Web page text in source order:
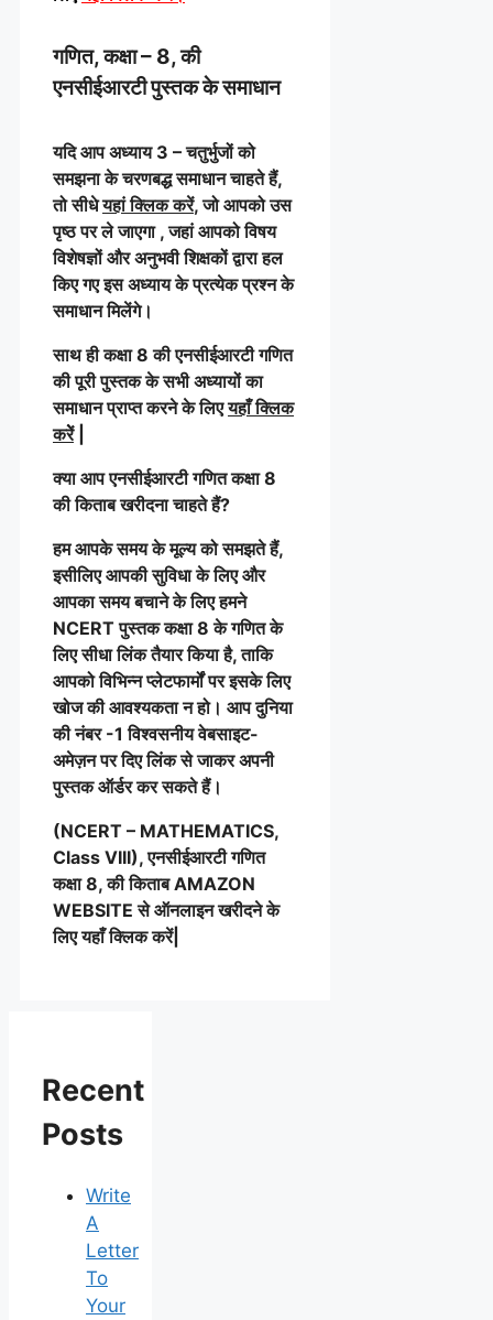
गणित, कक्षा – 8, की
एनसीईआरटी पुस्तक के समाधान
यदि आप अध्याय 3 – चतुर्भुजों को
समझना के चरणबद्ध समाधान चाहते हैं,
तो सीधेयहां क्लिक करें, जो आपको उस
पृष्ठ पर ले जाएगा , जहां आपको विषय
विशेषज्ञों और अनुभवी शिक्षकों द्वारा हल
किए गए इस अध्याय के प्रत्येक प्रश्न के
समाधान मिलेंगे।
साथ ही कक्षा 8 की एनसीईआरटी गणित
की पूरी पुस्तक के सभी अध्यायों का
समाधान प्राप्त करने के लिएयहाँ क्लिक
करेें|
क्या आप एनसीईआरटी गणित कक्षा 8
की किताब खरीदना चाहते हैं?
हम आपके समय के मूल्य को समझते हैं,
इसीलिए आपकी सुविधा के लिए और
आपका समय बचाने के लिए हमने
NCERT पुस्तक कक्षा 8 के गणित के
लिए सीधा लिंक तैयार किया है, ताकि
आपको विभिन्न प्लेटफार्मों पर इसके लिए
खोज की आवश्यकता न हो। आप दुनिया
की नंबर -1 विश्वसनीय वेबसाइट-
अमेज़न पर दिए लिंक से जाकर अपनी
पुस्तक ऑर्डर कर सकते हैं।
(NCERT – MATHEMATICS,
Class VIII), एनसीईआरटी गणित
कक्षा 8, की किताब AMAZON
WEBSITE से ऑनलाइन खरीदने के
लिए यहाँ क्लिक करें|
Recent
Posts
Write
A
Letter
To
Your